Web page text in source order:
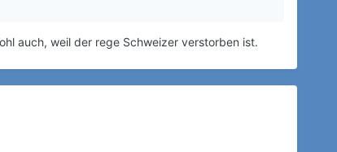
auch, weil der rege Schweizer verstorben ist.